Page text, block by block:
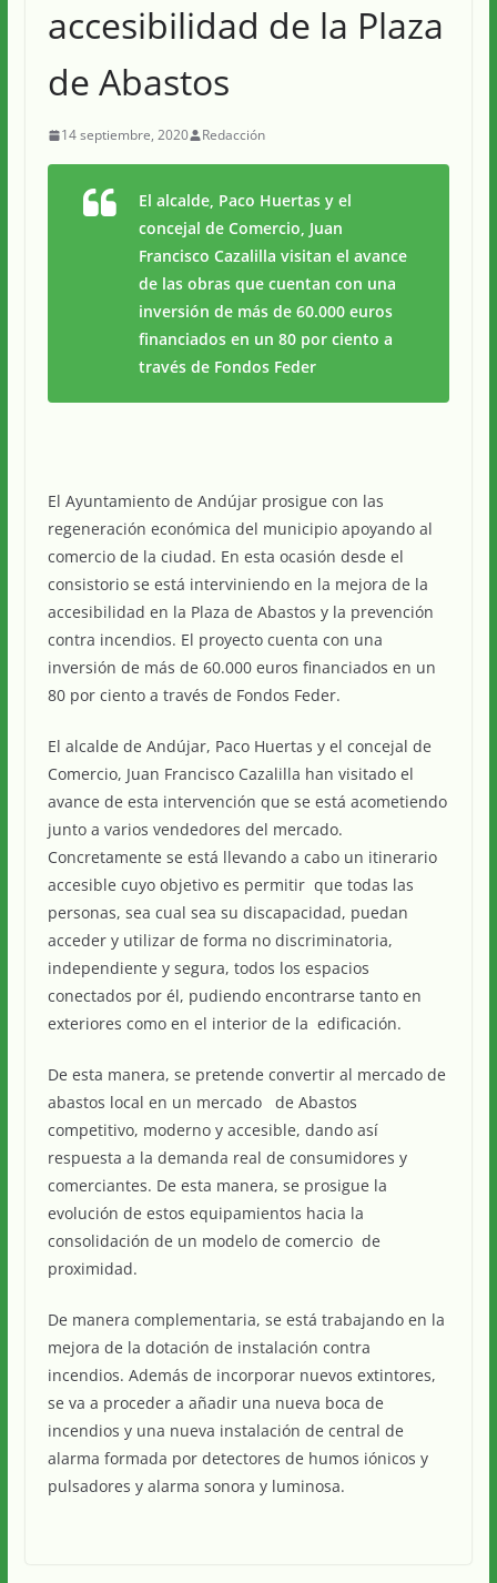
accesibilidad de la Plaza
de Abastos
14 septiembre, 2020 Redacción
El alcalde, Paco Huertas y el
concejal de Comercio, Juan
Francisco Cazalilla visitan el avance
de las obras que cuentan con una
inversión de más de 60.000 euros
financiados en un 80 por ciento a
través de Fondos Feder
El Ayuntamiento de Andújar prosigue con las
regeneración económica del municipio apoyando al
comercio de la ciudad. En esta ocasión desde el
consistorio se está interviniendo en la mejora de la
accesibilidad en la Plaza de Abastos y la prevención
contra incendios. El proyecto cuenta con una
inversión de más de 60.000 euros financiados en un
80 por ciento a través de Fondos Feder.
El alcalde de Andújar, Paco Huertas y el concejal de
Comercio, Juan Francisco Cazalilla han visitado el
avance de esta intervención que se está acometiendo
junto a varios vendedores del mercado.
Concretamente se está llevando a cabo un itinerario
accesible cuyo objetivo es permitir que todas las
personas, sea cual sea su discapacidad, puedan
acceder y utilizar de forma no discriminatoria,
independiente y segura, todos los espacios
conectados por él, pudiendo encontrarse tanto en
exteriores como en el interior de la edificación.
De esta manera, se pretende convertir al mercado de
abastos local en un mercado de Abastos
competitivo, moderno y accesible, dando así
respuesta a la demanda real de consumidores y
comerciantes. De esta manera, se prosigue la
evolución de estos equipamientos hacia la
consolidación de un modelo de comercio de
proximidad.
De manera complementaria, se está trabajando en la
mejora de la dotación de instalación contra
incendios. Además de incorporar nuevos extintores,
se va a proceder a añadir una nueva boca de
incendios y una nueva instalación de central de
alarma formada por detectores de humos iónicos y
pulsadores y alarma sonora y luminosa.